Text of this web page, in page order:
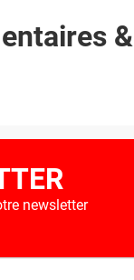
&
newsletter